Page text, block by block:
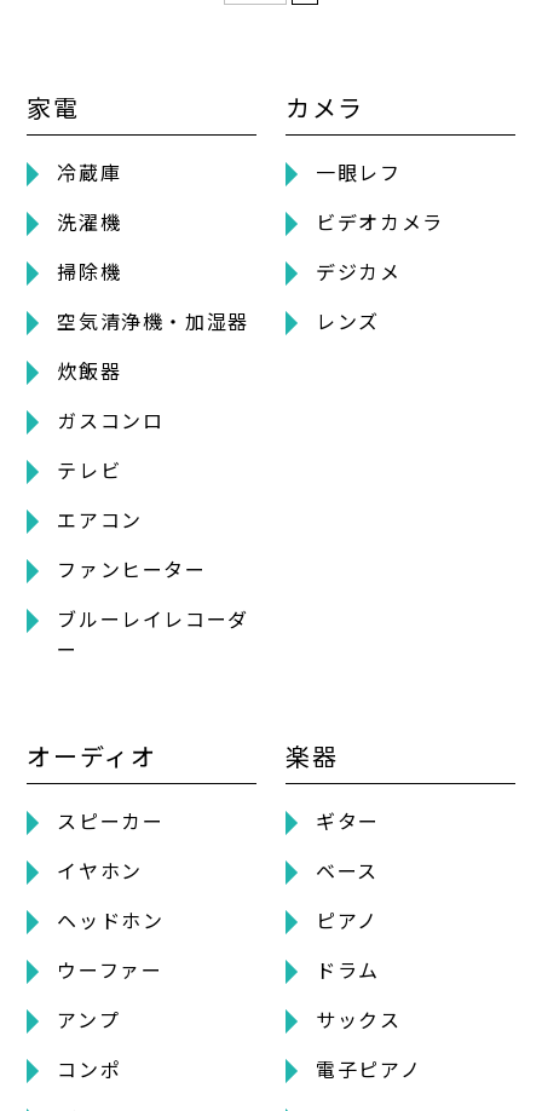
家電
冷蔵庫
洗濯機
掃除機
空気清浄機・加湿器
炊飯器
ガスコンロ
テレビ
エアコン
ファンヒーター
ブルーレイレコーダ
ー
カメラ
一眼レフ
ビデオカメラ
デジカメ
レンズ
オーディオ
スピーカー
イヤホン
ヘッドホン
ウーファー
アンプ
コンポ
楽器
ギター
ベース
ピアノ
ドラム
サックス
電子ピアノ